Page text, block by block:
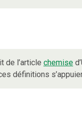
de l’article chemise
définitions